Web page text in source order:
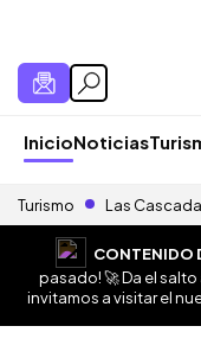
InicioNoticias
Turismo Las
CONTENIDO
pasado! 🚀 Da el
invitamos a visitar el